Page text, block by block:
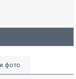
фото